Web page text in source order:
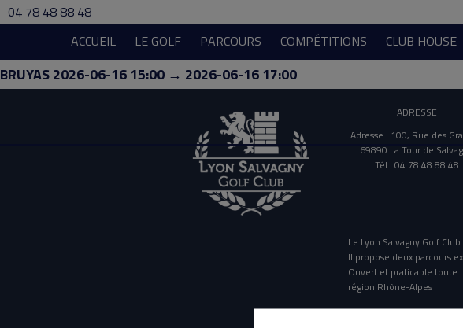
04 78 48 88 48
ACCUEIL
LE GOLF PARCOURS COMPÉTITIONS CLUB HOUSE
BRUYAS 2026-06-16 15:00 → 2026-06-16 17:00
ADRESSE
Adresse : 100, Rue des
69890 La Tour de
Tél : 04 78 48 88 48
Le Lyon Salvagny Golf
Il propose deux parcours
Ouvert et praticable toute
région Rhône-Alpes